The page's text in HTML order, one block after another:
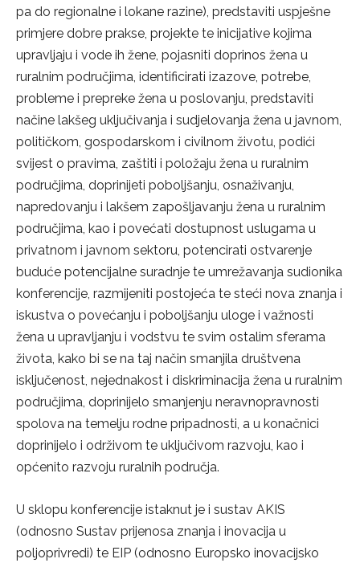
pa do regionalne i lokane razine), predstaviti uspješne
primjere dobre prakse, projekte te inicijative kojima
upravljaju i vode ih žene, pojasniti doprinos žena u
ruralnim područjima, identificirati izazove, potrebe,
probleme i prepreke žena u poslovanju, predstaviti
načine lakšeg uključivanja i sudjelovanja žena u javnom,
političkom, gospodarskom i civilnom životu, podići
svijest o pravima, zaštiti i položaju žena u ruralnim
područjima, doprinijeti poboljšanju, osnaživanju,
napredovanju i lakšem zapošljavanju žena u ruralnim
područjima, kao i povećati dostupnost uslugama u
privatnom i javnom sektoru, potencirati ostvarenje
buduće potencijalne suradnje te umrežavanja sudionika
konferencije, razmijeniti postojeća te steći nova znanja i
iskustva o povećanju i poboljšanju uloge i važnosti
žena u upravljanju i vodstvu te svim ostalim sferama
života, kako bi se na taj način smanjila društvena
isključenost, nejednakost i diskriminacija žena u ruralnim
područjima, doprinijelo smanjenju neravnopravnosti
spolova na temelju rodne pripadnosti, a u konačnici
doprinijelo i održivom te uključivom razvoju, kao i
općenito razvoju ruralnih područja.
U sklopu konferencije istaknut je i sustav AKIS
(odnosno Sustav prijenosa znanja i inovacija u
poljoprivredi) te EIP (odnosno Europsko inovacijsko